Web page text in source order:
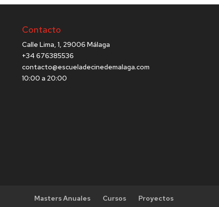
Contacto
Calle Lima, 1, 29006 Málaga
+34 676385536
contacto@escueladecinedemalaga.com
10:00 a 20:00
Masters Anuales Cursos
Proyectos